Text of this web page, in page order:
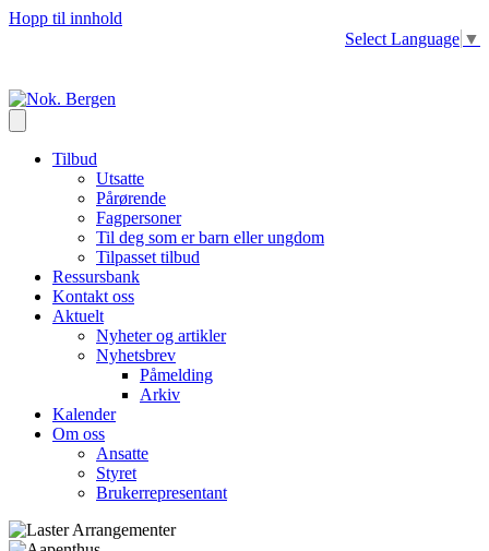
Hopp til innhold
Select Language ▼
Tilbud
Utsatte
Pårørende
Fagpersoner
Til deg som er barn eller ungdom
Tilpasset tilbud
Ressursbank
Kontakt oss
Aktuelt
Nyheter og artikler
Nyhetsbrev
Påmelding
Arkiv
Kalender
Om oss
Ansatte
Styret
Brukerrepresentant